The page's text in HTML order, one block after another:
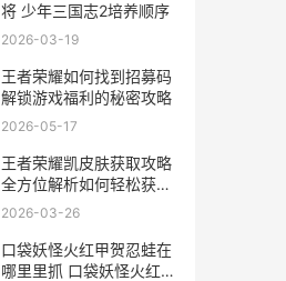
将 少年三国志2培养顺序
2026-03-19
王者荣耀如何找到招募码
解锁游戏福利的秘密攻略
2026-05-17
王者荣耀凯皮肤获取攻略
全方位解析如何轻松获得
凯的精美皮肤
2026-03-26
口袋妖怪火红甲贺忍蛙在
哪里里抓 口袋妖怪火红甲